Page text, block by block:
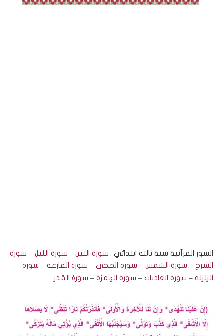
السور القرآنية سنة ثالثة ابتدائي : سورة التين – سورة الليل – سورة
الشرح – سورة الشمس – سورة الضحى – سورة القارعة – سورة
الزلزلة – سورة العاديات – سورة الهمزة – سورة القدر